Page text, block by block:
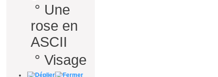
° Une
rose en
ASCII
° Visage